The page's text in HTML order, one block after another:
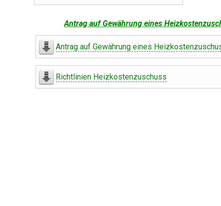
Antrag auf Gewährung eines
Antrag auf Gewährung eines
Richtlinien Heizkostenzuschuss